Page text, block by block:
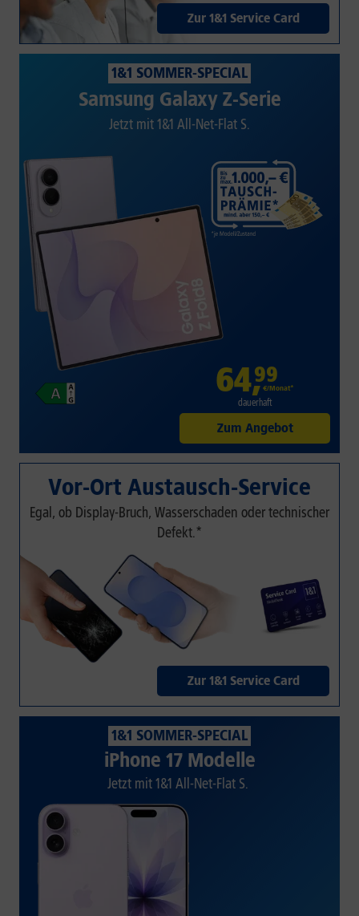
Zur 1&1 Service Card
1&1 SOMMER-SPECIAL
Samsung Galaxy Z-Serie
Jetzt mit 1&1 All-Net-Flat S.
64,99
€/Monat*
dauerhaft
Zum Angebot
Vor-Ort Austausch-Service
Egal, ob Display-Bruch, Wasserschaden oder technischer
Defekt.*
Zur 1&1 Service Card
1&1 SOMMER-SPECIAL
iPhone 17 Modelle
Jetzt mit 1&1 All-Net-Flat S.